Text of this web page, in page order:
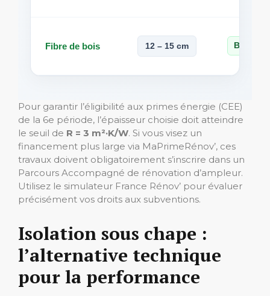
Fibre de bois 12 – 15 cm Bonne
Pour garantir l’éligibilité aux primes énergie (CEE)
de la 6e période, l’épaisseur choisie doit atteindre
le seuil de R = 3 m²·K/W. Si vous visez un
financement plus large via MaPrimeRénov’, ces
travaux doivent obligatoirement s’inscrire dans un
Parcours Accompagné de rénovation d’ampleur.
Utilisez le simulateur France Rénov’ pour évaluer
précisément vos droits aux subventions.
Isolation sous chape :
l’alternative technique
pour la performance